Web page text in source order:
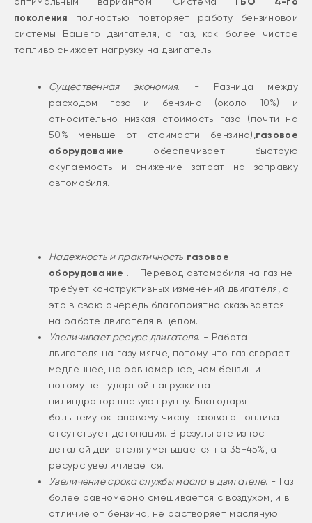
поколения
полностью повторяет работу бензиновой
системы Вашего двигателя, а газ, как более чистое
топливо снижает нагрузку на двигатель.
Существенная экономия. - Разница между
расходом газа и бензина (около 10%) и
относительно низкая стоимость газа (почти на
50% меньше от стоимости бензина), газовое
оборудование
обеспечивает быструю
окупаемость и снижение затрат на заправку
автомобиля.
Надежность и практичность газовое
оборудование . - Перевод автомобиля на газ не
требует конструктивных изменений двигателя, а
это в свою очередь благоприятно сказывается
на работе двигателя в целом.
Увеличивает ресурс двигателя. - Работа
двигателя на газу мягче, потому что газ сгорает
медленнее, но равномернее, чем бензин и
потому нет ударной нагрузки на
цилиндропоршневую группу. Благодаря
большему октановому числу газового топлива
отсутствует детонация. В результате износ
деталей двигателя уменьшается на 35-45%, а
ресурс увеличивается.
Увеличение срока службы масла в двигателе. - Газ
более равномерно смешивается с воздухом, и в
отличие от бензина, не растворяет масляную